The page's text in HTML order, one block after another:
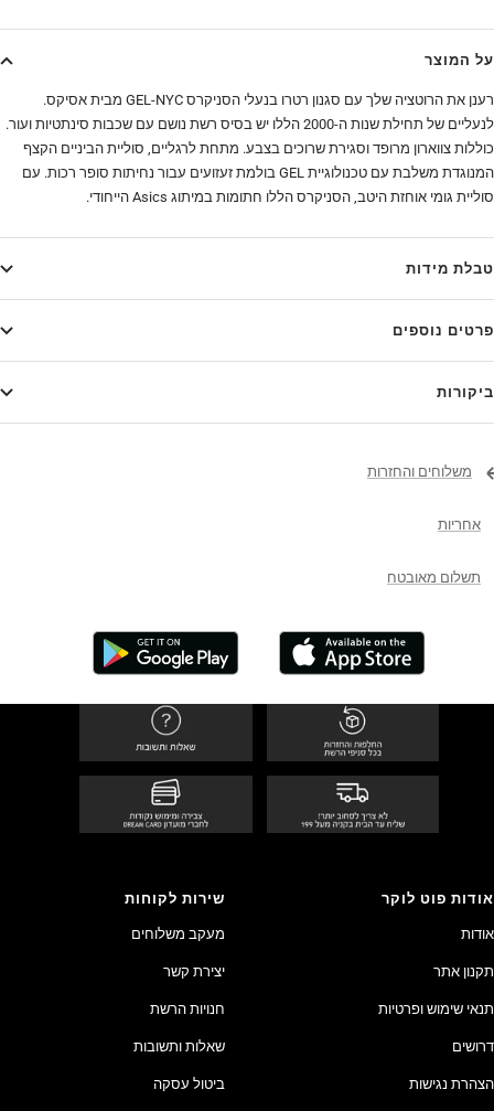
על המוצר
רענן את הרוטציה שלך עם סגנון רטרו בנעלי הסניקרס GEL-NYC מבית אסיקס.
לנעליים של תחילת שנות ה-2000 הללו יש בסיס רשת נושם עם שכבות סינתטיות ועור.
כוללות צווארון מרופד וסגירת שרוכים בצבע. מתחת לרגליים, סוליית הביניים הקצף
המנוגדת משלבת עם טכנולוגיית GEL בולמת זעזועים עבור נחיתות סופר רכות. עם
סוליית גומי אוחזת היטב, הסניקרס הללו חתומות במיתוג Asics הייחודי.
טבלת מידות
פרטים נוספים
ביקורות
משלוחים והחזרות
אחריות
תשלום מאובטח
אודות פוט לוקר
אודות
תקנון אתר
תנאי שימוש ופרטיות
דרושים
הצהרת נגישות
שירות לקוחות
מעקב משלוחים
יצירת קשר
חנויות הרשת
שאלות ותשובות
ביטול עסקה